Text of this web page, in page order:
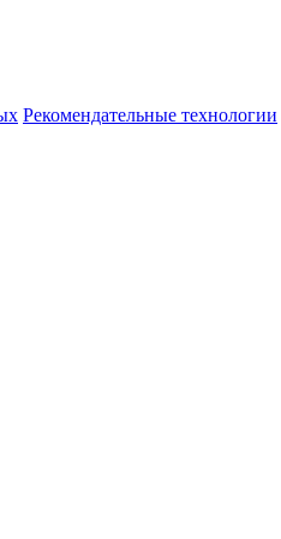
Рекомендательные технологии